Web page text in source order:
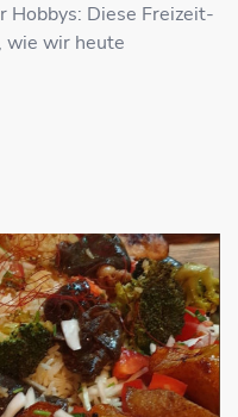
Hobbys: Diese Freizeit-
wie wir heute